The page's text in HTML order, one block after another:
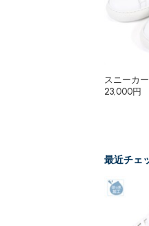
スニーカー
23,000円
最近チェ